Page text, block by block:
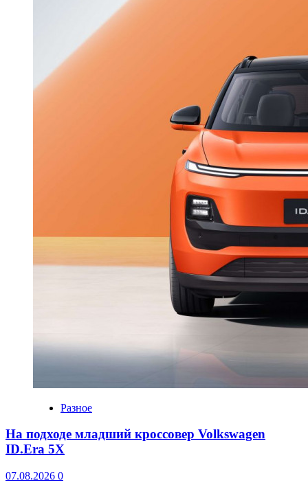
Разное
На подходе младший кроссовер Volkswagen
ID.Era 5X
07.08.2026 0